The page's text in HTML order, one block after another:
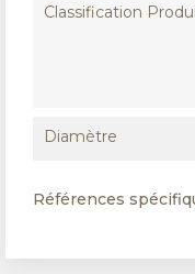
Classification
Diamètre
Références